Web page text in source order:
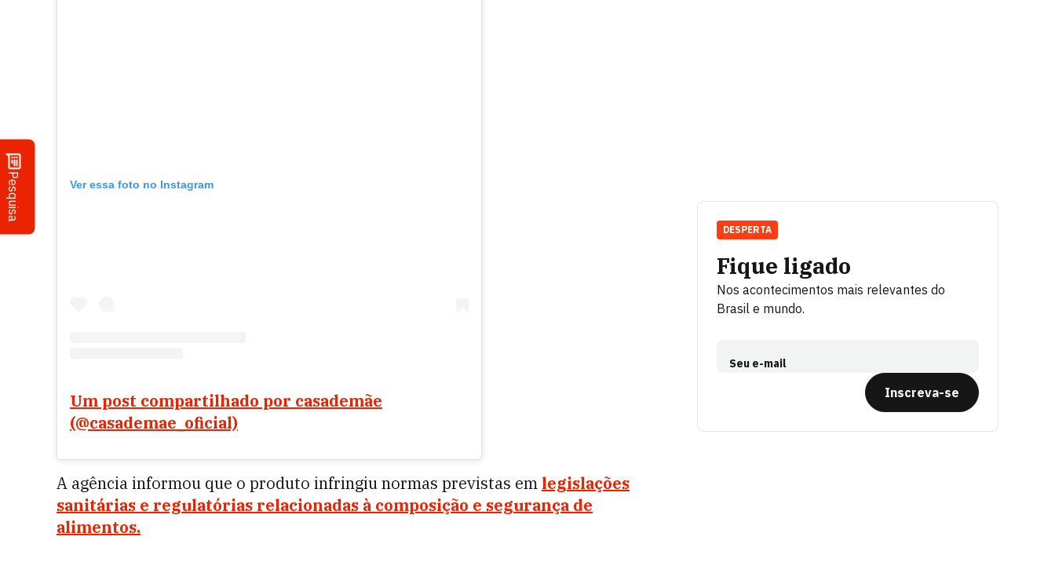
Pesquisa Ver essa foto no Instagram
Um post compartilhado por casademãe
(@casademae_oficial)
A agência informou que o produto infringiu normas previstas em legislações
sanitárias e regulatórias relacionadas à composição e segurança de
alimentos.
Fique ligado
Nos acontecimentos mais relevantes do
Brasil e mundo.
Seu e-mail
Inscreva-se
DESPERTA